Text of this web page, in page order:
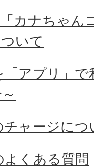
カナちゃん
いて
アプリ」
ャージにつ
くある質問